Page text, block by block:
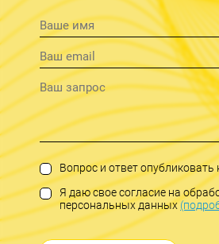
Вопрос и ответ опубликовать
Я даю свое согласие на
персональных данных